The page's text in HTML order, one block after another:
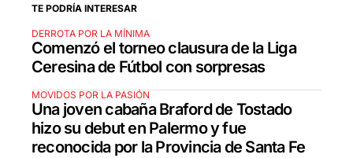
TE PODRÍA INTERESAR
DERROTA POR LA MÍNIMA
Comenzó el torneo clausura de la Liga
Ceresina de Fútbol con sorpresas
MOVIDOS POR LA PASIÓN
Una joven cabaña Braford de Tostado
hizo su debut en Palermo y fue
reconocida por la Provincia de Santa Fe